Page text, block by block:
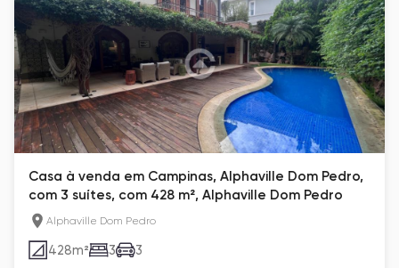
Casa à venda em Campinas, Alphaville Dom Pedro,
com 3 suítes, com 428 m², Alphaville Dom Pedro
Alphaville Dom Pedro
428m² 3 3